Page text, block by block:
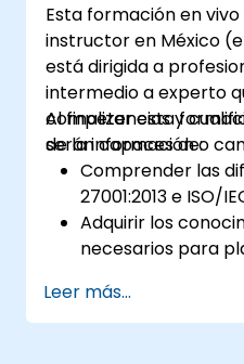
Esta formación en
instructor en México
está dirigida a
intermedio a experto
competencias y
de la información o
Al finalizar esta
serán capaces de:
Comprender las
27001:2013 e ISO/
Adquirir los
necesarios para
de la norma de
Aplicar los
Leer más...